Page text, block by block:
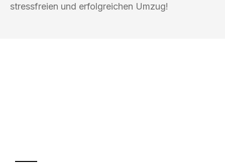
stressfreien und erfolgreichen Umzug!